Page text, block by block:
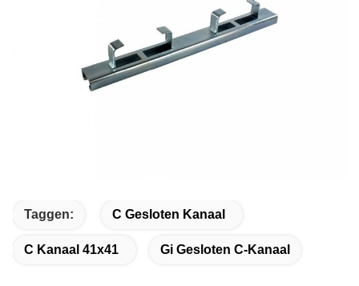
Taggen: C Gesloten Kanaal
C Kanaal 41x41 Gi Gesloten C-Kanaal